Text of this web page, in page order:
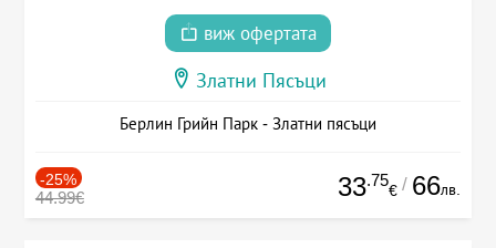
виж офертата
Златни Пясъци
Берлин Грийн Парк - Златни пясъци
-25%
44.99€ 33.75
€ / 66лв.